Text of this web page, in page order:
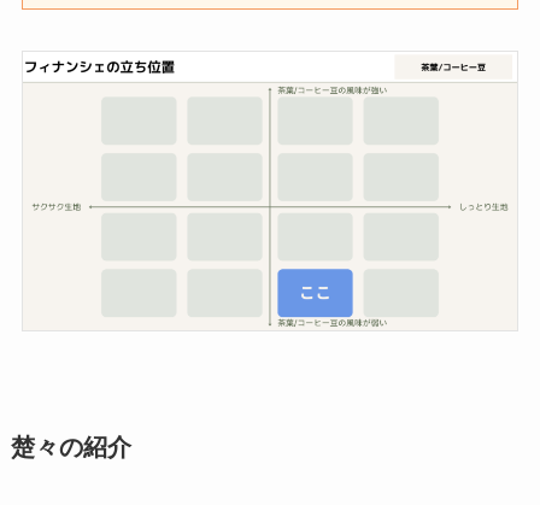
楚々の紹介